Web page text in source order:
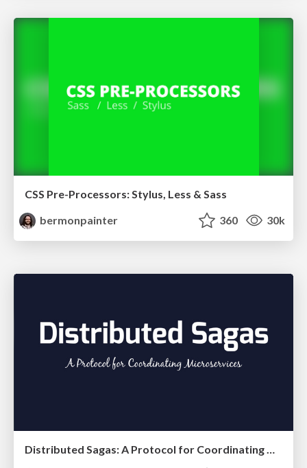
CSS Pre-Processors: Stylus, Less & Sass
bermonpainter
360 30k
Distributed Sagas: A Protocol for Coordinating Microservices